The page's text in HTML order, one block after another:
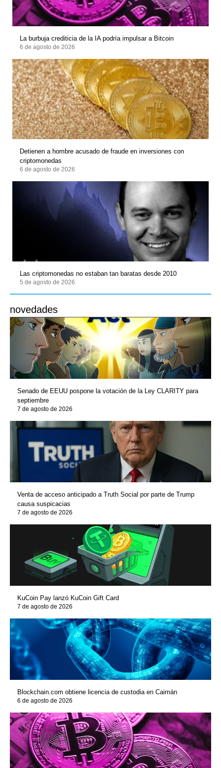
La burbuja crediticia de la IA podría impulsar a Bitcoin
6 de agosto de 2026
Detienen a hombre acusado de fraude en inversiones con
criptomonedas
6 de agosto de 2026
Las criptomonedas no estaban tan baratas desde 2010
5 de agosto de 2026
novedades
Senado de EEUU pospone la votación de la Ley CLARITY para
septiembre
7 de agosto de 2026
Venta de acceso anticipado a Truth Social por parte de Trump
causa suspicacias
7 de agosto de 2026
KuCoin Pay lanzó KuCoin Gift Card
7 de agosto de 2026
Blockchain.com obtiene licencia de custodia en Caimán
6 de agosto de 2026